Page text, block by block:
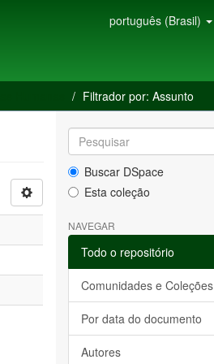
português (Brasil)
Filtrador por: Assunto
Buscar DSpace
Esta coleção
NAVEGAR
Todo o repositório
Comunidades e Coleções
Por data do documento
Autores